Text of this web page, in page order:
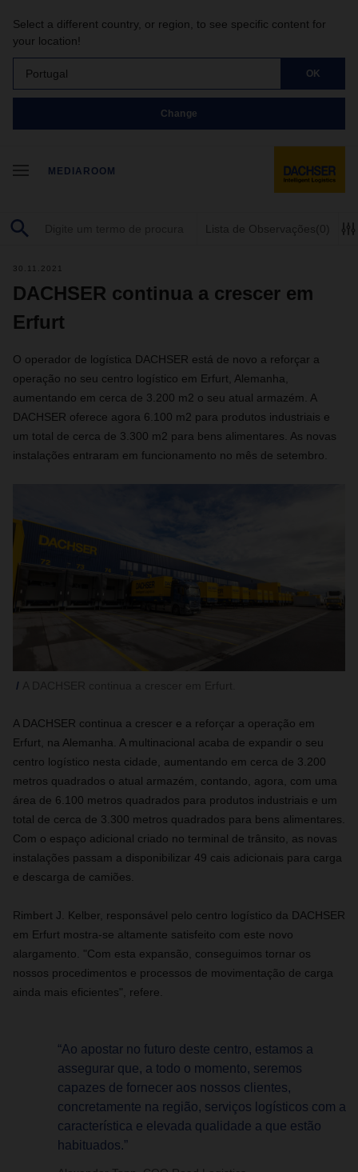
Select a different country, or region, to see specific content for
your location!
Portugal OK
Change
MEDIAROOM
Lista de Observações (0)
30.11.2021
DACHSER continua a crescer em
Erfurt
O operador de logística DACHSER está de novo a reforçar a
operação no seu centro logístico em Erfurt, Alemanha,
aumentando em cerca de 3.200 m2 o seu atual armazém. A
DACHSER oferece agora 6.100 m2 para produtos industriais e
um total de cerca de 3.300 m2 para bens alimentares. As novas
instalações entraram em funcionamento no mês de setembro.
A DACHSER continua a crescer e a reforçar a operação em
Erfurt, na Alemanha. A multinacional acaba de expandir o seu
centro logístico nesta cidade, aumentando em cerca de 3.200
metros quadrados o atual armazém, contando, agora, com uma
área de 6.100 metros quadrados para produtos industriais e um
total de cerca de 3.300 metros quadrados para bens alimentares.
Com o espaço adicional criado no terminal de trânsito, as novas
instalações passam a disponibilizar 49 cais adicionais para carga
e descarga de camiões.
Rimbert J. Kelber, responsável pelo centro logístico da DACHSER
em Erfurt mostra-se altamente satisfeito com este novo
alargamento. "Com esta expansão, conseguimos tornar os
nossos procedimentos e processos de movimentação de carga
ainda mais eficientes", refere.
“Ao apostar no futuro deste centro, estamos a
assegurar que, a todo o momento, seremos
capazes de fornecer aos nossos clientes,
concretamente na região, serviços logísticos com a
característica e elevada qualidade a que estão
habituados.”